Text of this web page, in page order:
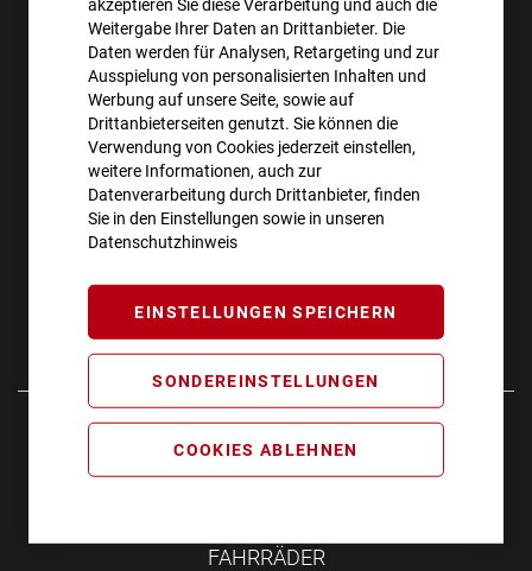
akzeptieren Sie diese Verarbeitung und auch die
Weitergabe Ihrer Daten an Drittanbieter. Die
Daten werden für Analysen, Retargeting und zur
Ausspielung von personalisierten Inhalten und
Werbung auf unsere Seite, sowie auf
Drittanbieterseiten genutzt. Sie können die
Verwendung von Cookies jederzeit einstellen,
weitere Informationen, auch zur
Datenverarbeitung durch Drittanbieter, finden
Sie in den Einstellungen sowie in unseren
Datenschutzhinweis
EINSTELLUNGEN SPEICHERN
SONDEREINSTELLUNGEN
COOKIES ABLEHNEN
ANMELDEN
**Angebot gültig ab einem Bestellwert von 100€.
Abmeldung jederzeit möglich.
ÖFFNUNGSZEITEN
Montag - Freitag 10:00 - 18:00
Samstag 10:00 - 16:00
FAHRRÄDER